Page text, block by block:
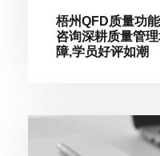
梧州QFD质量功
咨询深耕质量管
障,学员好评如潮